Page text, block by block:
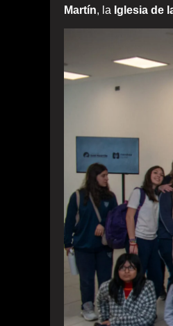
Martín, la Iglesia de